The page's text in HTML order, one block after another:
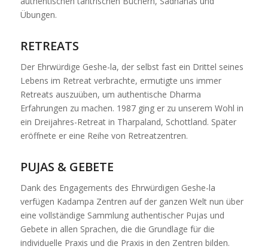
Übungen.
RETREATS
Der Ehrwürdige Geshe-la, der selbst fast ein Drittel seines
Lebens im Retreat verbrachte, ermutigte uns immer
Retreats auszuüben, um authentische Dharma
Erfahrungen zu machen. 1987 ging er zu unserem Wohl in
ein Dreijahres-Retreat in Tharpaland, Schottland. Später
eröffnete er eine Reihe von Retreatzentren.
PUJAS & GEBETE
Dank des Engagements des Ehrwürdigen Geshe-la
verfügen Kadampa Zentren auf der ganzen Welt nun über
eine vollständige Sammlung authentischer Pujas und
Gebete in allen Sprachen, die die Grundlage für die
individuelle Praxis und die Praxis in den Zentren bilden.